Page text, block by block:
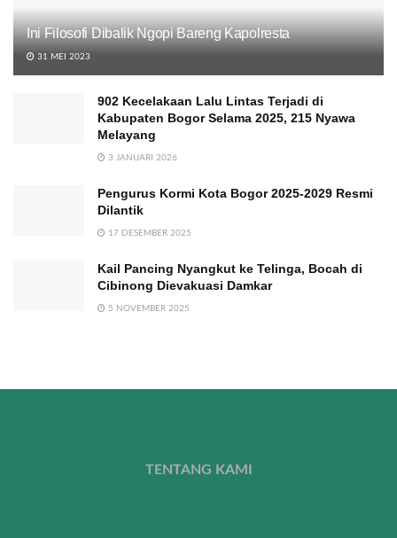
Ini Filosofi Dibalik Ngopi Bareng Kapolresta
31 MEI 2023
902 Kecelakaan Lalu Lintas Terjadi di
Kabupaten Bogor Selama 2025, 215 Nyawa
Melayang
3 JANUARI 2026
Pengurus Kormi Kota Bogor 2025-2029 Resmi
Dilantik
17 DESEMBER 2025
Kail Pancing Nyangkut ke Telinga, Bocah di
Cibinong Dievakuasi Damkar
5 NOVEMBER 2025
TENTANG KAMI